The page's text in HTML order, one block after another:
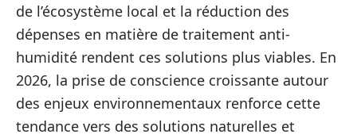
de l’écosystème local et la réduction des
dépenses en matière de traitement anti-
humidité rendent ces solutions plus viables. En
2026, la prise de conscience croissante autour
des enjeux environnementaux renforce cette
tendance vers des solutions naturelles et